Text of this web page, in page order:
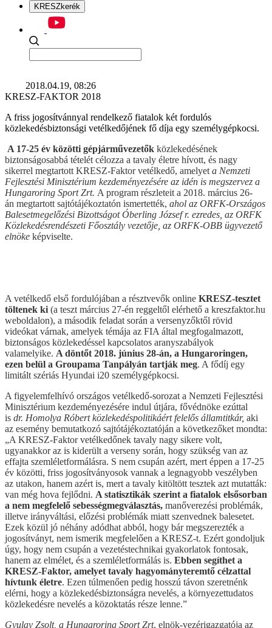
KRESZkerék
2018.04.19, 08:26
KRESZ-FAKTOR 2018
A friss jogosítvánnyal rendelkező fiatalok két fordulós
közlekedésbiztonsági vetélkedőjének fő díja egy személygépkocsi.
A 17-25 év közötti gépjárművezetők közlekedésének
biztonságosabbá tételét célozza a tavaly életre hívott, és nagy
sikerrel megtartott KRESZ-Faktor vetélkedő, amelyet a Nemzeti
Fejlesztési Minisztérium kezdeményezésére az idén is megszervez a
Hungaroring Sport Zrt. A program részleteit a 2018. március 26-
án megtartott sajtótájékoztatón ismertették, ahol az ORFK-Országos
Balesetmegelőzési Bizottságot Óberling József r. ezredes, az ORFK
Közlekedésrendészeti Főosztály vezetője, az ORFK-OBB ügyvezető
elnöke képviselte.
A vetélkedő első fordulójában a résztvevők online KRESZ-tesztet
töltenek ki (a teszt március 27-én reggeltől elérhető a kreszfaktor.hu
weboldalon), a második feladat során a versenyzőktől rövid
videókat várnak, amelyek témája az FIA által megfogalmazott,
biztonságos közlekedéssel kapcsolatos aranyszabályok
valamelyike. A döntőt 2018. június 28-án, a Hungaroringen,
ezen belül a Groupama Tanpályán tartják meg. A fődíj egy
limitált szériás Hyundai i20 személygépkocsi.
A figyelemfelhívó országos vetélkedő-sorozat a Nemzeti Fejlesztési
Minisztérium kezdeményezésére indul útjára, fővédnöke ezúttal
is dr. Homolya Róbert közlekedéspolitikáért felelős államtitkár, aki
az esemény bemutatkozó sajtótájékoztatóján a következőket mondta:
„A KRESZ-Faktor vetélkedőnek tavaly nagy sikere volt,
ugyanakkor az is kiderült a verseny során, hogy szükség van az
effajta szemléletformálásra. S nem csupán azért, mert éppen a 17-25
év közötti, friss jogosítványosok vannak a legnagyobb veszélyben
az utakon, hanem azért is, mert a tavaly kitöltött tesztek azt mutatták:
van még hova fejlődni. A statisztikák szerint a fiatalok elsősorban
a nem megfelelő sebességmegválasztás, manőverezési problémák,
illetve irányváltási, előzési problémák miatt szenvednek balesetet.
Ezek közül jó néhány adódhat abból, hogy bár megszerezték a
jogosítványt, nem ismerik megfelelően a KRESZ-t. Ezért gondoljuk
úgy, hogy nem csupán a vezetéstechnikai gyakorlatok fontosak,
hanem az elmélet, és a szemléletformálás is. Ebben segíthet a
KRESZ-Faktor, amelyet tavaly hagyományteremtő célzattal
hívtunk életre. Ezen túlmenően pedig hosszú távon szeretnénk
elérni, hogy a közlekedésbiztonságra nevelés, a környezettudatos
közlekedésre nevelés a közoktatás része lenne.”
Gyulay Zsolt, a Hungaroring Sport Zrt. elnök-vezérigazgatója az